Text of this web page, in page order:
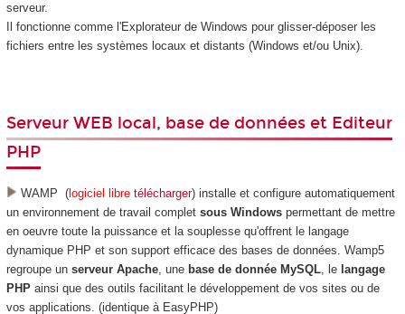
serveur.
Il fonctionne comme l'Explorateur de Windows pour glisser-déposer les
fichiers entre les systèmes locaux et distants (Windows et/ou Unix).
Serveur WEB local, base de données et Editeur
PHP
WAMP (logiciel libre télécharger) installe et configure automatiquement
un environnement de travail complet sous Windowspermettant de mettre
en oeuvre toute la puissance et la souplesse qu'offrent le langage
dynamique PHP et son support efficace des bases de données. Wamp5
regroupe un serveur Apache, une base de donnée MySQL, le langage
PHPainsi que des outils facilitant le développement de vos sites ou de
vos applications. (identique à EasyPHP)